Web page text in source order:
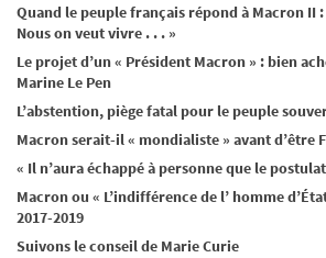
Quand le peuple français répond à Macron II
Nous on veut vivre . . . »
Le projet d’un « Président Macron » : bien
Marine Le Pen
L’abstention, piège fatal pour le peuple
Macron serait-il « mondialiste » avant d’être
« Il n’aura échappé à personne que le
Macron ou « L’indifférence de l’ homme
2017-2019
Suivons le conseil de Marie Curie